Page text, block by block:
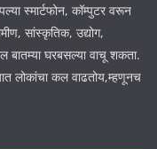
स्मार्टफोन, कॉम्पुटर वरून
सांस्कृतिक, उद्योग,
बातम्या घरबसल्या वाचू शकता.
लोकांचा कल वाढतोय,म्हणूनच